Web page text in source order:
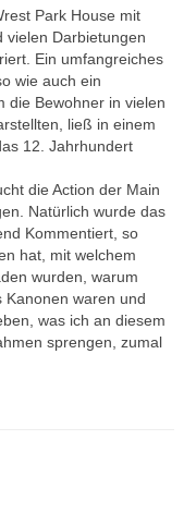
Park House mit
vielen Darbietungen
Ein umfangreiches
wie auch ein
die Bewohner in vielen
ließ in einem
12. Jahrhundert
die Action der Main
Natürlich wurde das
Kommentiert, so
hat, mit welchem
wurden, warum
Kanonen waren und
was ich an diesem
sprengen, zumal